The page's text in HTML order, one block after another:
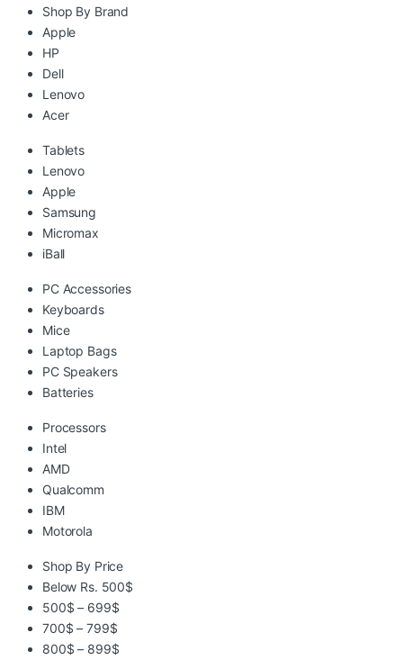
Shop By Brand
Apple
HP
Dell
Lenovo
Acer
Tablets
Lenovo
Apple
Samsung
Micromax
iBall
PC Accessories
Keyboards
Mice
Laptop Bags
PC Speakers
Batteries
Processors
Intel
AMD
Qualcomm
IBM
Motorola
Shop By Price
Below Rs. 500$
500$ – 699$
700$ – 799$
800$ – 899$